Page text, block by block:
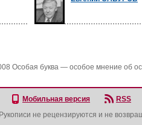
Особая буква — особое мнение об
Мобильная версия
RSS
не рецензируются и не